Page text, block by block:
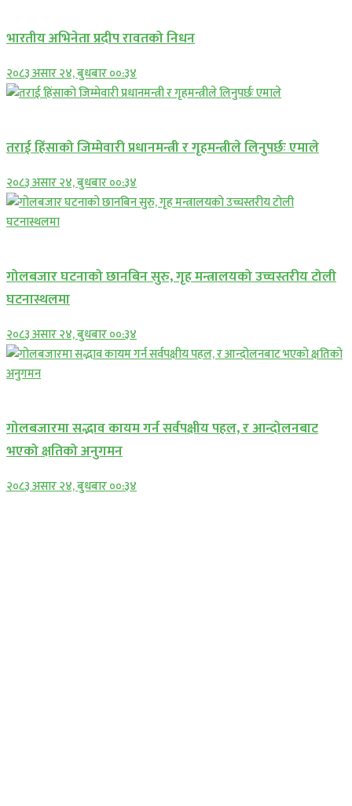
भारतीय अभिनेता प्रदीप रावतको निधन
२०८३ असार २४, बुधबार ००:३४
तराई हिंसाको जिम्मेवारी प्रधानमन्त्री र गृहमन्त्रीले लिनुपर्छः एमाले
२०८३ असार २४, बुधबार ००:३४
गोलबजार घटनाको छानबिन सुरु, गृह मन्त्रालयको उच्चस्तरीय टोली
घटनास्थलमा
२०८३ असार २४, बुधबार ००:३४
गोलबजारमा सद्भाव कायम गर्न सर्वपक्षीय पहल, र आन्दोलनबाट
भएको क्षतिको अनुगमन
२०८३ असार २४, बुधबार ००:३४